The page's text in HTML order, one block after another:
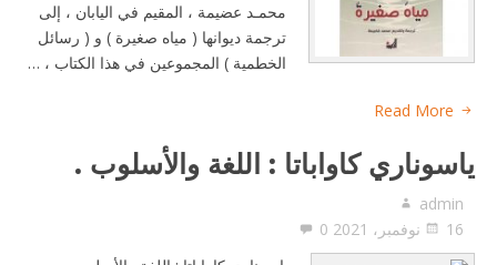
محمـد عضيمة ، المقيم في اليابان ، إلى
ترجمة ديوانها ( مياه صغيرة ) و ( رسائل
الخطمية ) المجموعين في هذا الكتاب ، …
Read More
ياسوناري كاواباتا : اللغة والأسلوب .
admin
16 نوفمبر، 2021
0